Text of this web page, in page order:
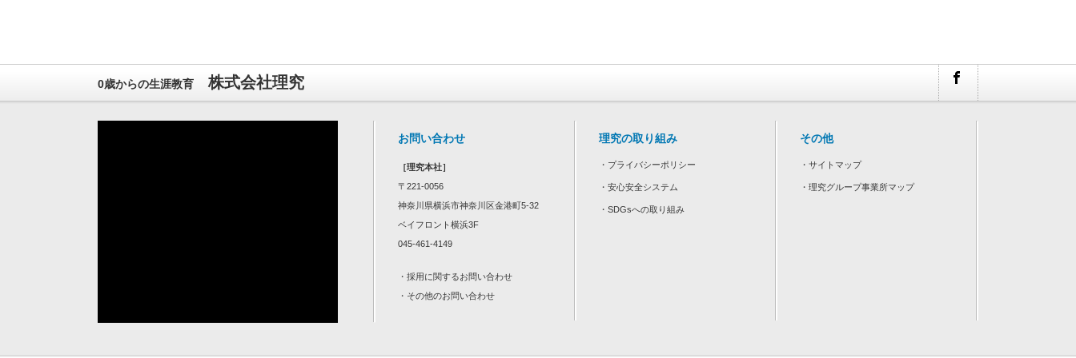
0歳からの生涯教育 株式会社理究
お問い合わせ
［理究本社］
〒221-0056
神奈川県横浜市神奈川区金港町5-32
ベイフロント横浜3F
045-461-4149
・ 採用に関するお問い合わせ
・ その他のお問い合わせ
理究の取り組み
・ プライバシーポリシー
・ 安心安全システム
・ SDGsへの取り組み
その他
・ サイトマップ
・ 理究グループ事業所マップ